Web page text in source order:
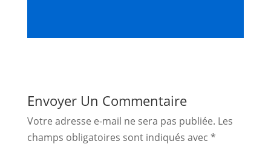
Envoyer Un Commentaire
Votre adresse e-mail ne sera pas publiée. Les
champs obligatoires sont indiqués avec *